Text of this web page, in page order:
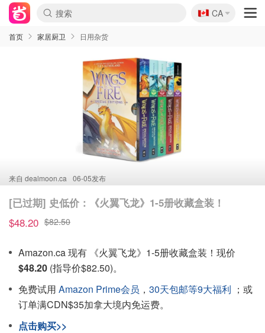
🇨🇦
CA
首页 家居厨卫 日用杂货
来自 dealmoon.ca 06-05发布
[已过期] 史低价：《火翼飞龙》1-5册收藏盒装！
$48.20 $82.50
Amazon.ca 现有 《火翼飞龙》1-5册收藏盒装！现价
$48.20 (指导价$82.50)。
免费试用 Amazon Prime会员 ， 30天包邮等9大福利 ；或
订单满CDN$35加拿大境内免运费。
点击购买>>